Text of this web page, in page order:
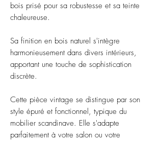
bois prisé pour sa robustesse et sa teinte
chaleureuse.
Sa finition en bois naturel s'intègre
harmonieusement dans divers intérieurs,
apportant une touche de sophistication
discrète.
Cette pièce vintage se distingue par son
style épuré et fonctionnel, typique du
mobilier scandinave. Elle s'adapte
parfaitement à votre salon ou votre